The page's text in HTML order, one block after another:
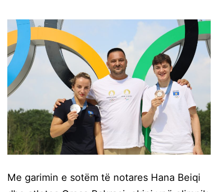
Me garimin e sotëm të notares Hana Beiqi